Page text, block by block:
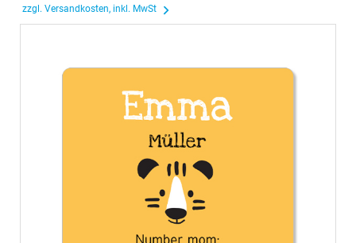
zzgl. Versandkosten, inkl. MwSt